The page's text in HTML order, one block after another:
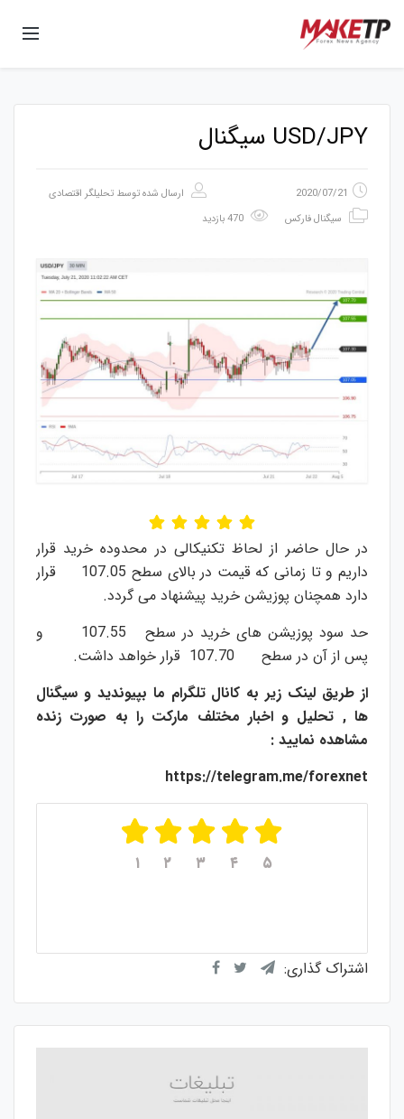
USD/JPY سیگنال
2020/07/21 ارسال شده توسط تحلیلگر اقتصادی
سیگنال فارکس
در حال حاضر از لحاظ تکنیکالی در محدوده خرید قرار
داریم و تا زمانی که قیمت در بالای سطح 107.05 قرار
دارد همچنان پوزیشن خرید پیشنهاد می گردد.
حد سود پوزیشن های خرید در سطح 107.55 و
پس از آن در سطح 107.70 قرار خواهد داشت.
از طریق لینک زیر به کانال تلگرام ما بپیوندید و سیگنال
ها , تحلیل و اخبار مختلف مارکت را به صورت زنده
مشاهده نمایید :
https://telegram.me/forexnet
۱ ۲ ۳ ۴ ۵
اشتراک گذاری: